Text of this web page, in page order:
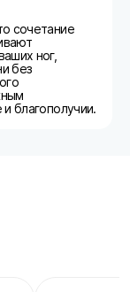
сочетание
ног,
без
благополучии.